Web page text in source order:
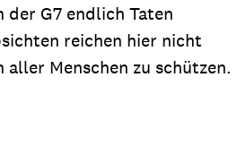
G7 endlich Taten
reichen hier nicht
aller Menschen zu schützen.